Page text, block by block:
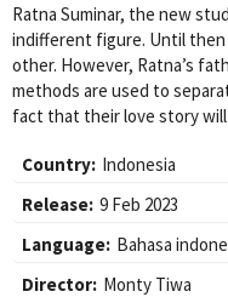
Ratna Suminar, the new
indifferent figure. Until
other. However, Ratna’s
methods are used to
fact that their love story will
Country: Indonesia
Release: 9 Feb 2023
Language: Bahasa
Director: Monty Tiwa